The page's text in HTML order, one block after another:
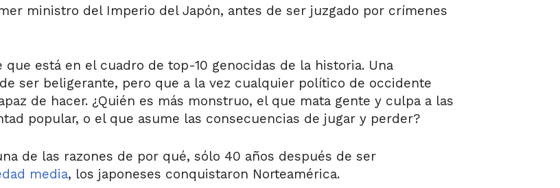
ministro del Imperio del Japón, antes de ser juzgado por crímenes
está en el cuadro de top-10 genocidas de la historia. Una
ser beligerante, pero que a la vez cualquier político de occidente
de hacer. ¿Quién es más monstruo, el que mata gente y culpa a las
popular, o el que asume las consecuencias de jugar y perder?
de las razones de por qué, sólo 40 años después de ser
media, los japoneses conquistaron Norteamérica.